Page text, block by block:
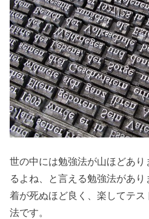
世の中には勉強法が山ほどあり
るよね、と言える勉強法があ
着が死ぬほど良く、楽してテ
法です。